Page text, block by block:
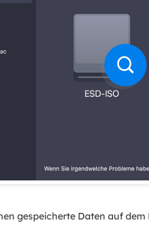
gespeicherte Daten auf